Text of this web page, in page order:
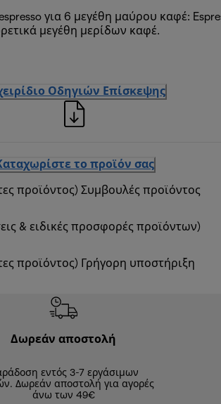
για 6 μεγέθη μαύρου καφέ:
μεγέθη μερίδων καφέ.
Οδηγιών Επίσκεψης
το προϊόν σας
προϊόντος) Συμβουλές προϊόντος
& ειδικές προσφορές προϊόντων)
προϊόντος) Γρήγορη υποστήριξη
Δωρεάν αποστολή
εντός 3-7 εργάσιμων
Δωρεάν αποστολή για αγορές
άνω των 49€